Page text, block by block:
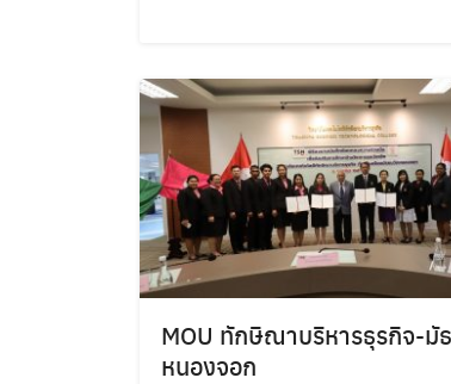
MOU ทักษิณาบริหารธุรกิจ-มั
หนองจอก